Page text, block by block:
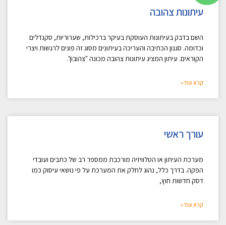
עיתונות צהובה
השם בדבק בעיתונות העוסקת בעיקר ברכילות, שערוריות, סקנדלים
וכדומה. סגנון הכתיבה והעריכה בעיתונים מסוג זה פונים לרגשות ויצרי
הקוראים. עיתון המציג עיתונות צהובה מכונה "צהובון".
קרא עוד»
עורך ראשי
מערכת העיתון או הטלוויזיה מורכבת ממספר רב של כתבים ועובדי
הפקה. בדרך כלל, נהוג לחלק את המערכת על פי נושאי עיסוק כמו
דסק חדשות חוץ,
קרא עוד»